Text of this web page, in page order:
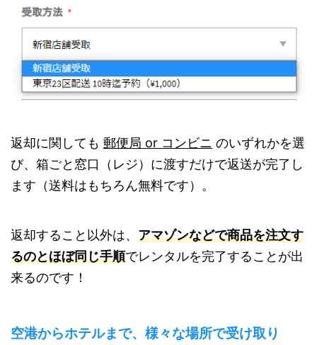
返却に関しても 郵便局 or コンビニ のいずれかを選
び、箱ごと窓口（レジ）に渡すだけで返送が完了し
ます（送料はもちろん無料です）。
返却すること以外は、 アマゾンなどで商品を注文す
るのとほぼ同じ手順でレンタルを完了することが出
来るのです！
空港からホテルまで、様々な場所で受け取り